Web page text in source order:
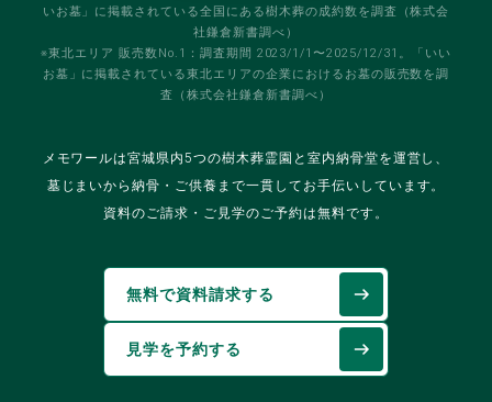
いお墓」に掲載されている全国にある樹木葬の成約数を調査（株式会
社鎌倉新書調べ）
※東北エリア 販売数No.1：調査期間 2023/1/1〜2025/12/31。「いい
お墓」に掲載されている東北エリアの企業におけるお墓の販売数を調
査（株式会社鎌倉新書調べ）
メモワールは宮城県内5つの樹木葬霊園と室内納骨堂を運営し、
墓じまいから納骨・ご供養まで一貫してお手伝いしています。
資料のご請求・ご見学のご予約は無料です。
無料で資料請求する
見学を予約する